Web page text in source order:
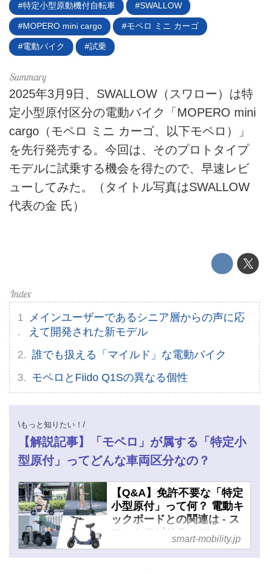
電動キックボード
ライフスタイル
このメディアについて
運営会社
利用規約
プライバシーポリシー
ライター名簿
特定小型原動機付自転車 SWALLOW
MOPERO mini cargo モペロ ミニ カーゴ
電動バイク 試乗
2025年3月9日、SWALLOW（スワロー）は特
定小型原付区分の電動バイク「MOPERO mini
cargo（モペロ ミニ カーゴ、以下モペロ）」
を先行発売する。今回は、そのプロトタイプ
モデルに試乗する機会を得たので、早速レビ
ューしてみた。（タイトル写真はSWALLOW
代表の金 氏）
メインユーザーであるシニア層からの声に応
えて開発された新モデル
誰でも扱える「マイルド」な電動バイク
モペロとFiido Q1Sの異なる個性
\もっと知りたい！/
【解説記事】「モペロ」が属する「特定小
型原付」ってどんな車両区分なの？
【Q&A】免許不要な「特定
小型原付」って何？ 電動キ
ックボードとの関連は - ス
マートモビリティJPsmart-mobility.jp